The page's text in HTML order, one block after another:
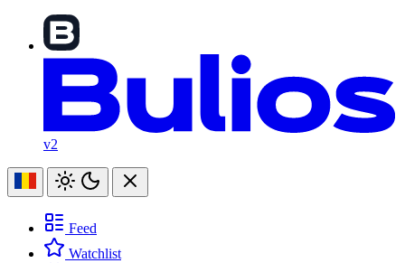
v2
Feed
Watchlist